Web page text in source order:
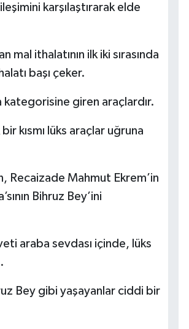
karşılaştırarak elde
ithalatının ilk iki sırasında
başı çeker.
kategorisine giren araçlardır.
kısmı lüks araçlar uğruna
Recaizade Mahmut Ekrem’in
Bihruz Bey’ini
araba sevdası içinde, lüks
Bey gibi yaşayanlar ciddi bir